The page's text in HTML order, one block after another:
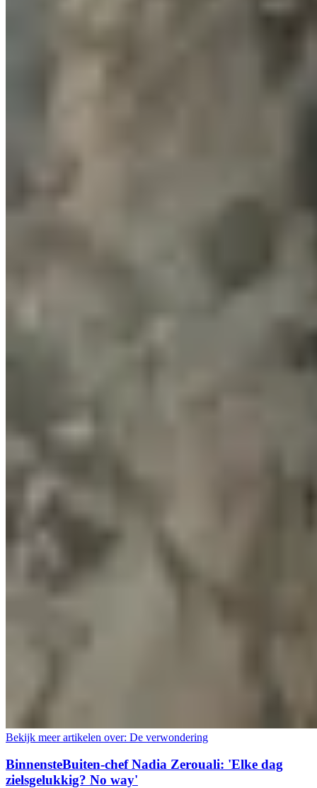
Bekijk meer artikelen over: De verwondering
BinnensteBuiten-chef Nadia Zerouali: 'Elke dag
zielsgelukkig? No way'